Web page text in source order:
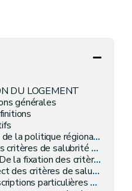
DU LOGEMENT
générales
régionale du logement
de salubrité des logements
De la fixation des critères de salubrité
des critères de salubrité
collectifs et aux petits logements individuels, loués ou mis en location à titre de résidence principale